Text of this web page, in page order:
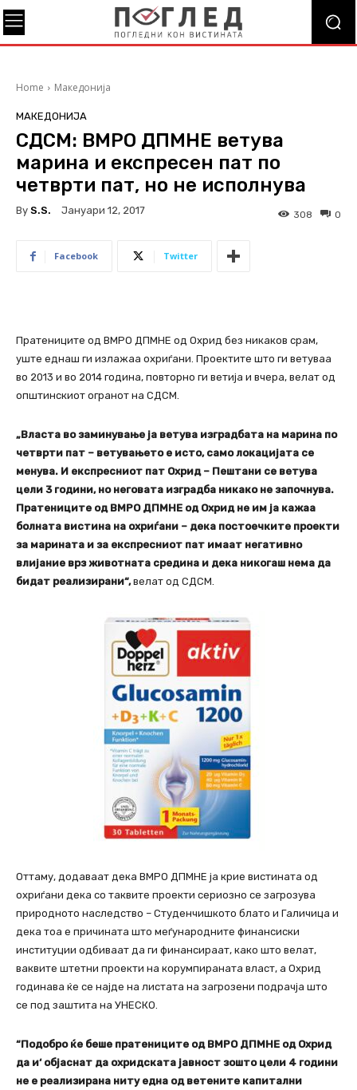
Home Македонија
МАКЕДОНИЈА
СДСМ: ВМРО ДПМНЕ ветува
марина и експресен пат по
четврти пат, но не исполнува
By S.s. Јануари 12, 2017 0
308
Facebook Twitter
Пратениците од ВМРО ДПМНЕ од Охрид без никаков срам,
уште еднаш ги излажаа охриѓани. Проектите што ги ветуваа
во 2013 и во 2014 година, повторно ги ветија и вчера, велат од
општинскиот огранот на СДСМ.
„Власта во заминување ја ветува изградбата на марина по
четврти пат – ветувањето е исто, само локацијата се
менува. И експресниот пат Охрид – Пештани се ветува
цели 3 години, но неговата изградба никако не започнува.
Пратениците од ВМРО ДПМНЕ од Охрид не им ја кажаа
болната вистина на охриѓани – дека постоечките проекти
за марината и за експресниот пат имаат негативно
влијание врз животната средина и дека никогаш нема да
бидат реализирани“,велат од СДСМ.
Оттаму, додаваат дека ВМРО ДПМНЕ ја крие вистината од
охриѓани дека со таквите проекти сериозно се загрозува
природното наследство – Студенчишкото блато и Галичица и
дека тоа е причината што меѓународните финансиски
институции одбиваат да ги финансираат, како што велат,
ваквите штетни проекти на корумпираната власт, а Охрид
годинава ќе се најде на листата на загрозени подрачја што
се под заштита на УНЕСКО.
“Подобро ќе беше пратениците од ВМРО ДПМНЕ од Охрид
да и‘ објаснат да охридската јавност зошто цели 4 години
не е реализирана ниту една од ветените капитални